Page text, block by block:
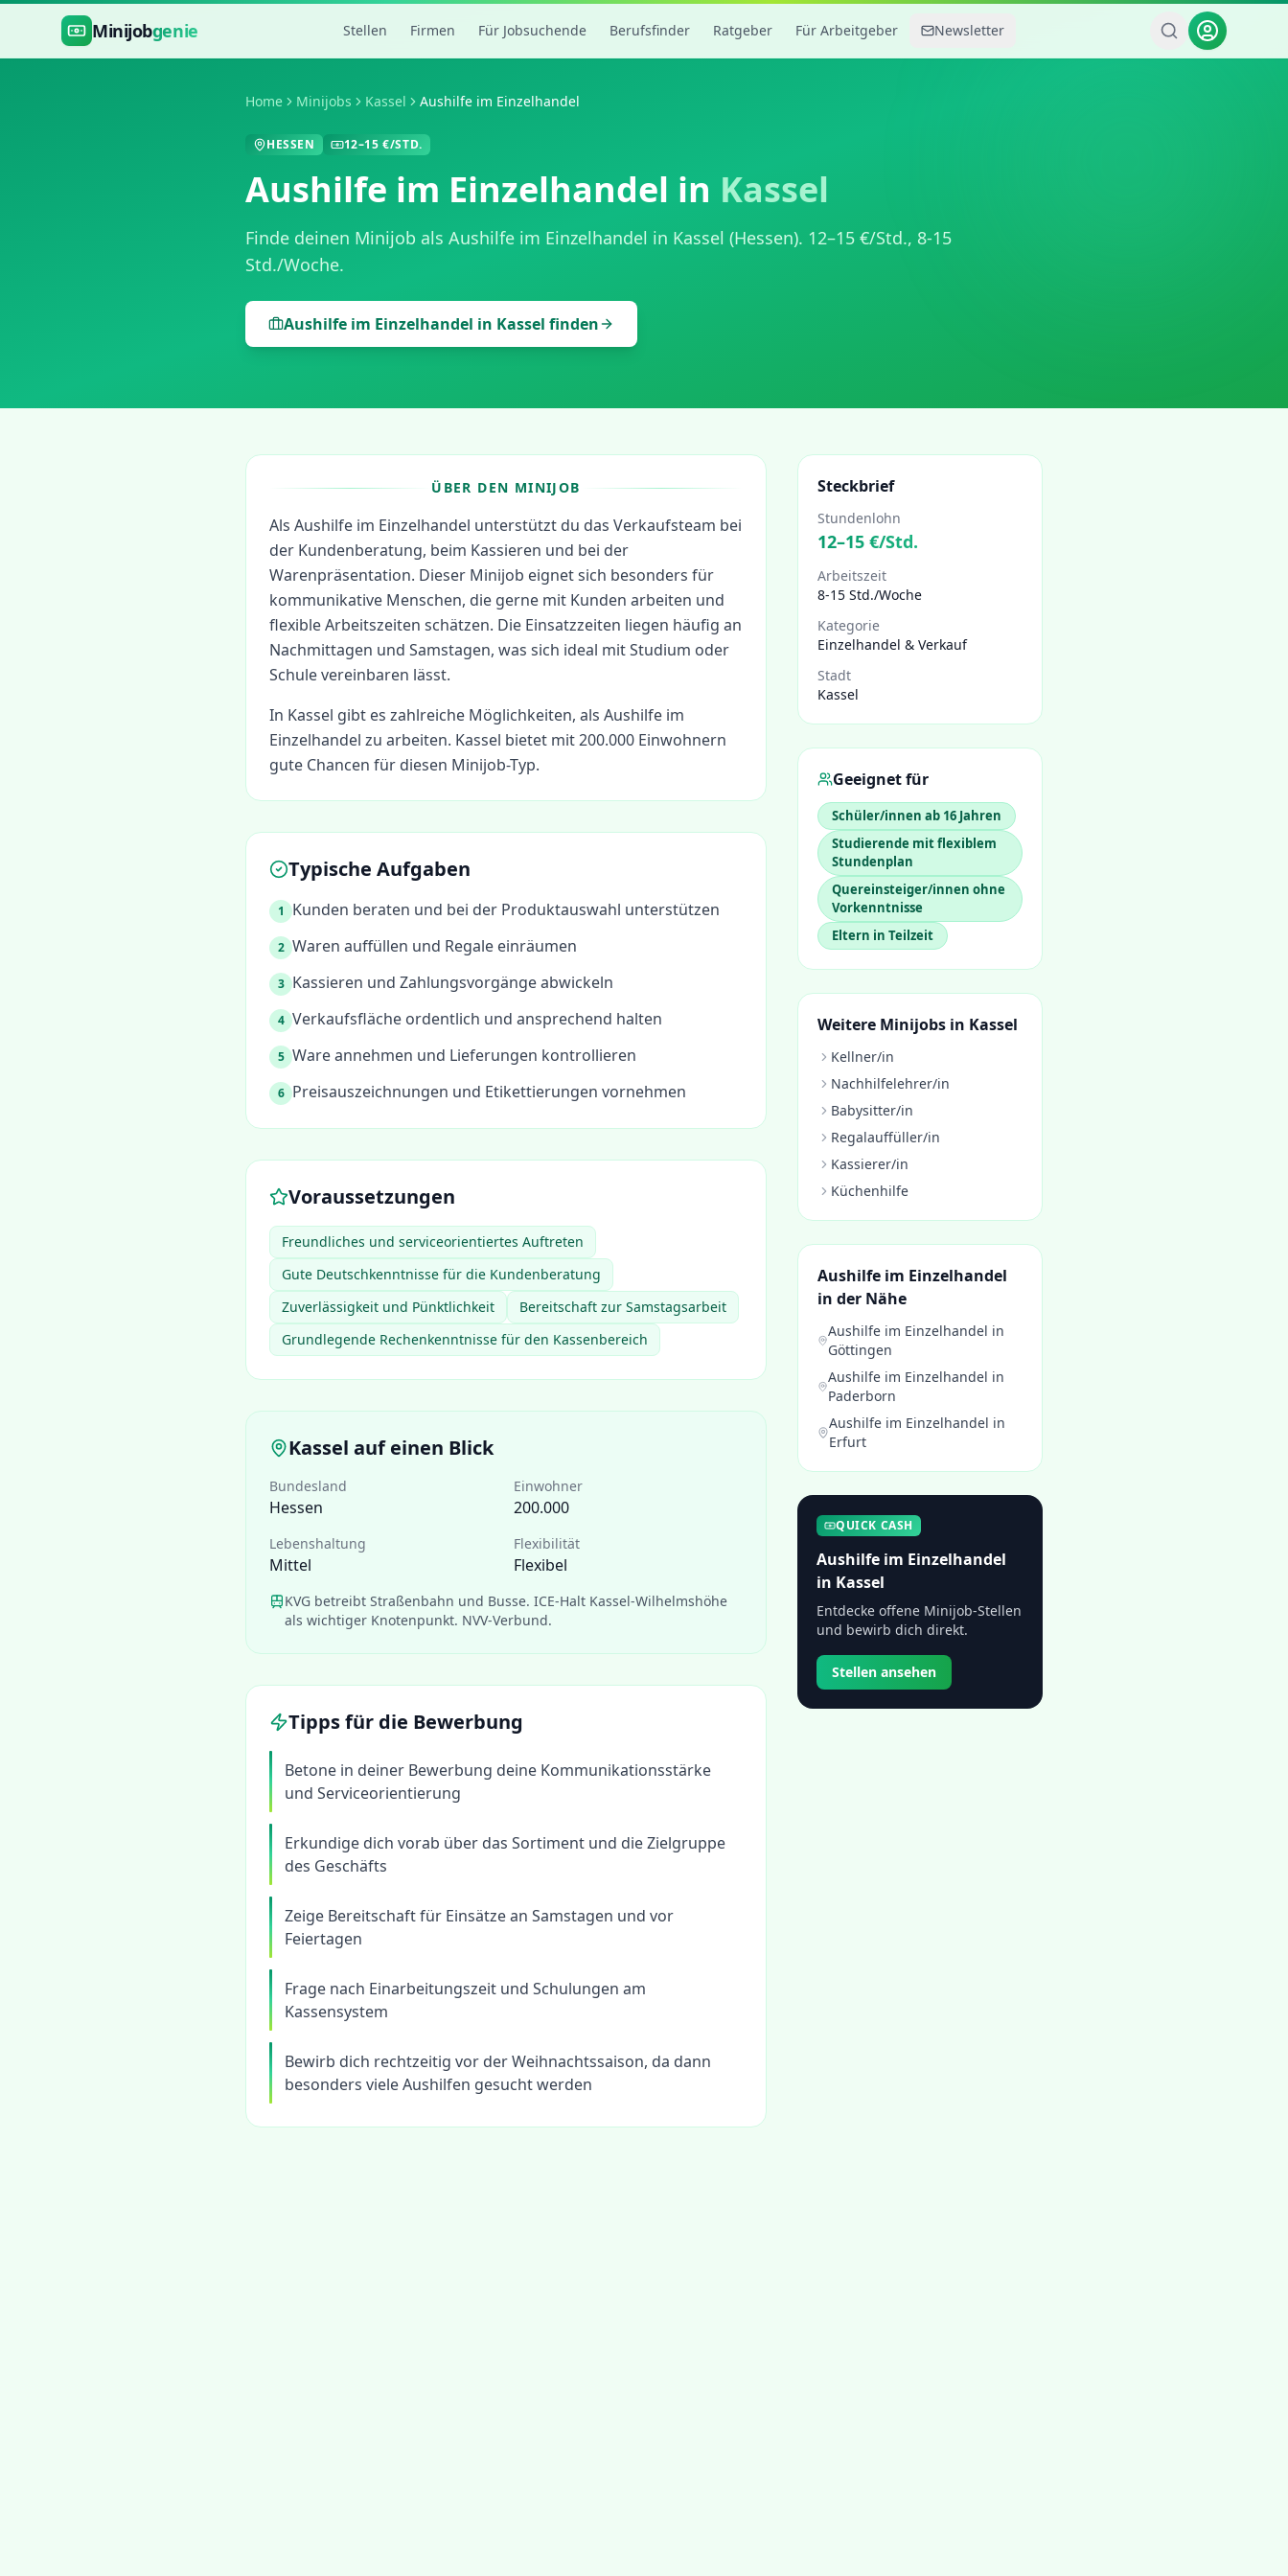
Zum Hauptinhalt springen
Minijobgenie Stellen Firmen Für Jobsuchende Berufsfinder Ratgeber Für Arbeitgeber Newsletter
Home Minijobs Kassel Aushilfe im Einzelhandel
HESSEN 12–15 €/STD.
Aushilfe im Einzelhandel in Kassel
Finde deinen Minijob als Aushilfe im Einzelhandel in Kassel (Hessen). 12–15 €/Std., 8-15
Std./Woche.
Aushilfe im Einzelhandel in Kassel finden
ÜBER DEN MINIJOB
Als Aushilfe im Einzelhandel unterstützt du das Verkaufsteam bei
der Kundenberatung, beim Kassieren und bei der
Warenpräsentation. Dieser Minijob eignet sich besonders für
kommunikative Menschen, die gerne mit Kunden arbeiten und
flexible Arbeitszeiten schätzen. Die Einsatzzeiten liegen häufig an
Nachmittagen und Samstagen, was sich ideal mit Studium oder
Schule vereinbaren lässt.
In Kassel gibt es zahlreiche Möglichkeiten, als Aushilfe im
Einzelhandel zu arbeiten. Kassel bietet mit 200.000 Einwohnern
gute Chancen für diesen Minijob-Typ.
Typische Aufgaben
1 Kunden beraten und bei der Produktauswahl unterstützen
2 Waren auffüllen und Regale einräumen
3 Kassieren und Zahlungsvorgänge abwickeln
4 Verkaufsfläche ordentlich und ansprechend halten
5 Ware annehmen und Lieferungen kontrollieren
6 Preisauszeichnungen und Etikettierungen vornehmen
Voraussetzungen
Freundliches und serviceorientiertes Auftreten
Gute Deutschkenntnisse für die Kundenberatung
Zuverlässigkeit und Pünktlichkeit
Bereitschaft zur Samstagsarbeit
Grundlegende Rechenkenntnisse für den Kassenbereich
Kassel auf einen Blick
Bundesland
Hessen
Einwohner
200.000
Lebenshaltung
Mittel
Flexibilität
Flexibel
KVG betreibt Straßenbahn und Busse. ICE-Halt Kassel-Wilhelmshöhe
als wichtiger Knotenpunkt. NVV-Verbund.
Tipps für die Bewerbung
Betone in deiner Bewerbung deine Kommunikationsstärke
und Serviceorientierung
Erkundige dich vorab über das Sortiment und die Zielgruppe
des Geschäfts
Zeige Bereitschaft für Einsätze an Samstagen und vor
Feiertagen
Frage nach Einarbeitungszeit und Schulungen am
Kassensystem
Bewirb dich rechtzeitig vor der Weihnachtssaison, da dann
besonders viele Aushilfen gesucht werden
Steckbrief
Stundenlohn
12–15 €/Std.
Arbeitszeit
8-15 Std./Woche
Kategorie
Einzelhandel & Verkauf
Stadt
Kassel
Geeignet für
Schüler/innen ab 16 Jahren
Studierende mit flexiblem
Stundenplan
Quereinsteiger/innen ohne
Vorkenntnisse
Eltern in Teilzeit
Weitere Minijobs in Kassel
Kellner/in
Nachhilfelehrer/in
Babysitter/in
Regalauffüller/in
Kassierer/in
Küchenhilfe
Aushilfe im Einzelhandel
in der Nähe
Aushilfe im Einzelhandel in
Göttingen
Aushilfe im Einzelhandel in
Paderborn
Aushilfe im Einzelhandel in
Erfurt
QUICK CASH
Aushilfe im Einzelhandel
in Kassel
Entdecke offene Minijob-Stellen
und bewirb dich direkt.
Stellen ansehen